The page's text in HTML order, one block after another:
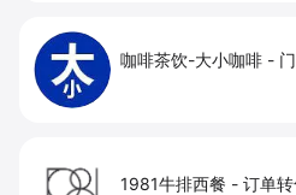
咖啡茶饮-大小咖啡 -
1981牛排西餐 - 订单